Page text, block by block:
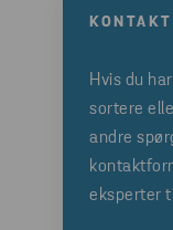
Hvis du
sortere
andre
eksperter